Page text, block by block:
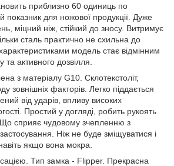
приблизно 60 одиниць по
показник для ножової продукції. Дуже
міцний ніж, стійкий до зносу. Витримує
сталь практично не схильна до
модель стає відмінним
активного дозвілля.
з матеріалу G10. Склотекстоліт,
зовнішніх факторів. Легко піддається
від ударів, впливу високих
Простий у догляді, робить рукоять
сприяє чудовому зчепленню з
Ніж не буде зміщуватися і
якщо вона мокра.
Тип замка - Flipper. Прекрасна